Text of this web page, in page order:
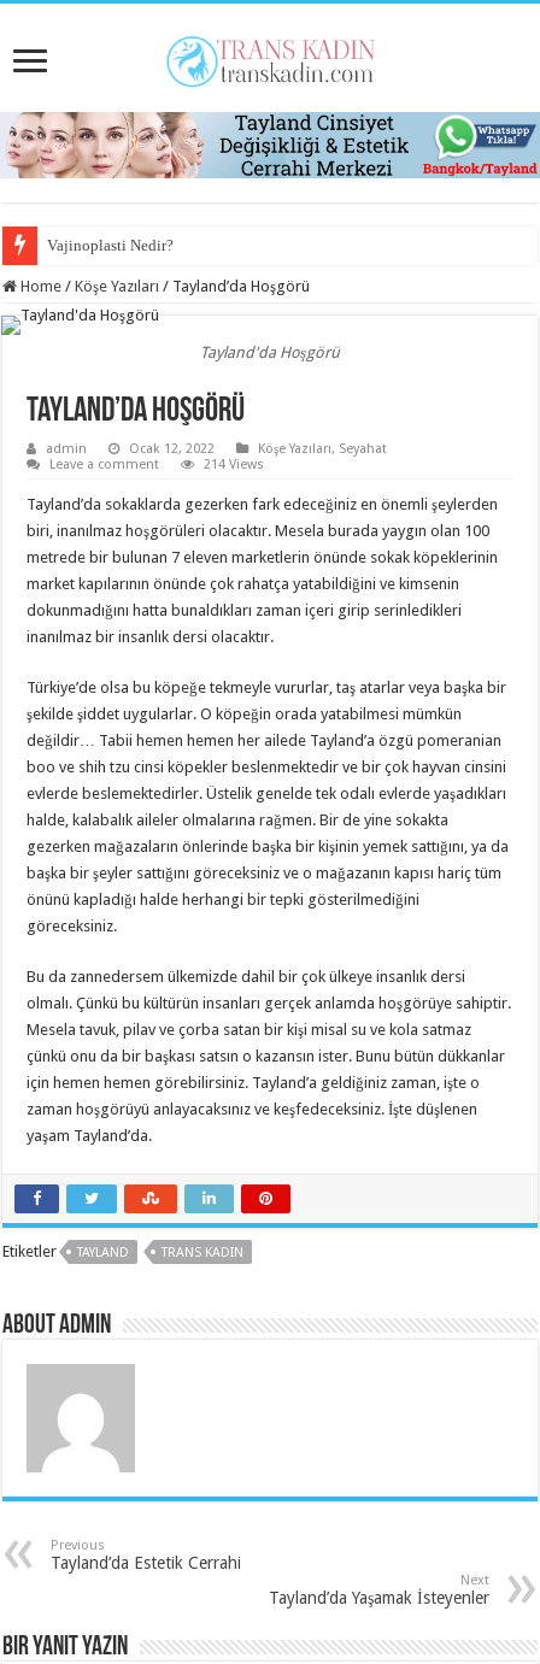
Vajinoplasti Nedir?
Home / Köşe Yazıları / Tayland’da Hoşgörü
Tayland'da Hoşgörü
Tayland’da Hoşgörü
admin Ocak 12, 2022 Köşe Yazıları, Seyahat
Leave a comment
214 Views
Tayland’da sokaklarda gezerken fark edeceğiniz en önemli şeylerden
biri, inanılmaz hoşgörüleri olacaktır. Mesela burada yaygın olan 100
metrede bir bulunan 7 eleven marketlerin önünde sokak köpeklerinin
market kapılarının önünde çok rahatça yatabildiğini ve kimsenin
dokunmadığını hatta bunaldıkları zaman içeri girip serinledikleri
inanılmaz bir insanlık dersi olacaktır.
Türkiye’de olsa bu köpeğe tekmeyle vururlar, taş atarlar veya başka bir
şekilde şiddet uygularlar. O köpeğin orada yatabilmesi mümkün
değildir… Tabii hemen hemen her ailede Tayland’a özgü pomeranian
boo ve shih tzu cinsi köpekler beslenmektedir ve bir çok hayvan cinsini
evlerde beslemektedirler. Üstelik genelde tek odalı evlerde yaşadıkları
halde, kalabalık aileler olmalarına rağmen. Bir de yine sokakta
gezerken mağazaların önlerinde başka bir kişinin yemek sattığını, ya da
başka bir şeyler sattığını göreceksiniz ve o mağazanın kapısı hariç tüm
önünü kapladığı halde herhangi bir tepki gösterilmediğini
göreceksiniz.
Bu da zannedersem ülkemizde dahil bir çok ülkeye insanlık dersi
olmalı. Çünkü bu kültürün insanları gerçek anlamda hoşgörüye sahiptir.
Mesela tavuk, pilav ve çorba satan bir kişi misal su ve kola satmaz
çünkü onu da bir başkası satsın o kazansın ister. Bunu bütün dükkanlar
için hemen hemen görebilirsiniz. Tayland’a geldiğiniz zaman, işte o
zaman hoşgörüyü anlayacaksınız ve keşfedeceksiniz. İşte düşlenen
yaşam Tayland’da.
Etiketler TAYLAND TRANS KADIN
About admin
Previous
Tayland’da Estetik Cerrahi
Next
Tayland’da Yaşamak İsteyenler
Bir yanıt yazın